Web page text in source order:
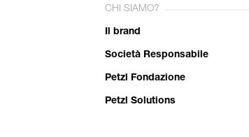
CHI SIAMO?
Il brand
Società Responsabile
Petzl Fondazione
Petzl Solutions